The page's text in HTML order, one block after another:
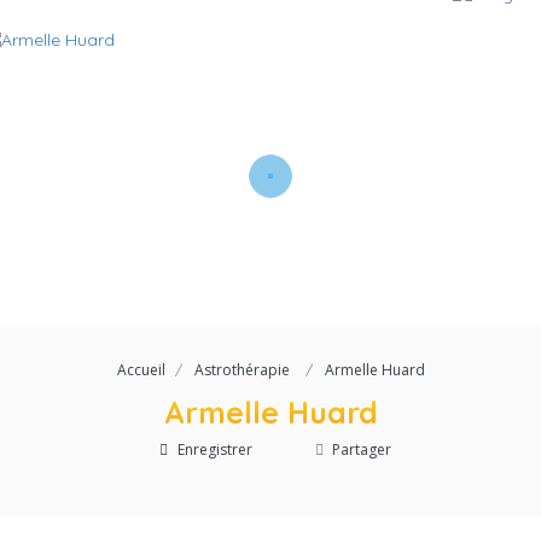
Accueil Astrothérapie Armelle Huard
Armelle Huard
Enregistrer Partager